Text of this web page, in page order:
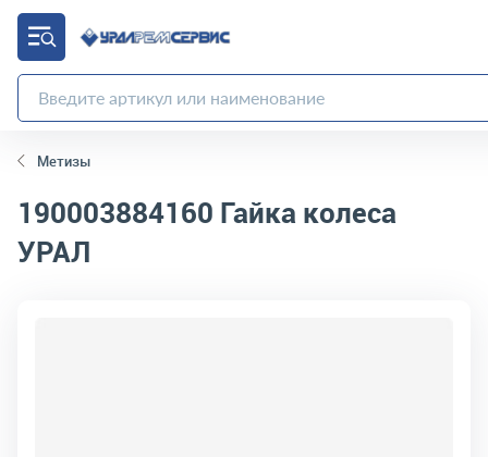
Метизы
190003884160 Гайка колеса
УРАЛ